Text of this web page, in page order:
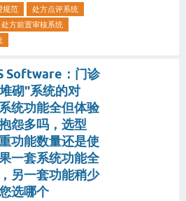
规范
处方点评系统
处方前置审核系统
Software：门诊
砌"系统的对
统功能全但体验
怨多吗，选型
功能数量还是使
一套系统功能全
另一套功能稍少
选哪个